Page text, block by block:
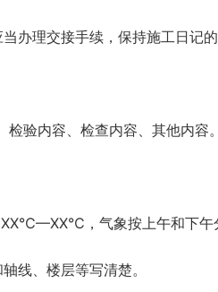
办理交接手续，保持施工日记
验内容、检查内容、其他内容。
，气象按上午和下午
线、楼层等写清楚。